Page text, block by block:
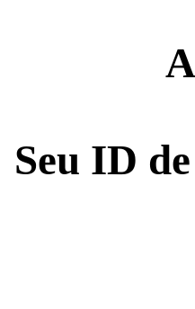
Seu ID